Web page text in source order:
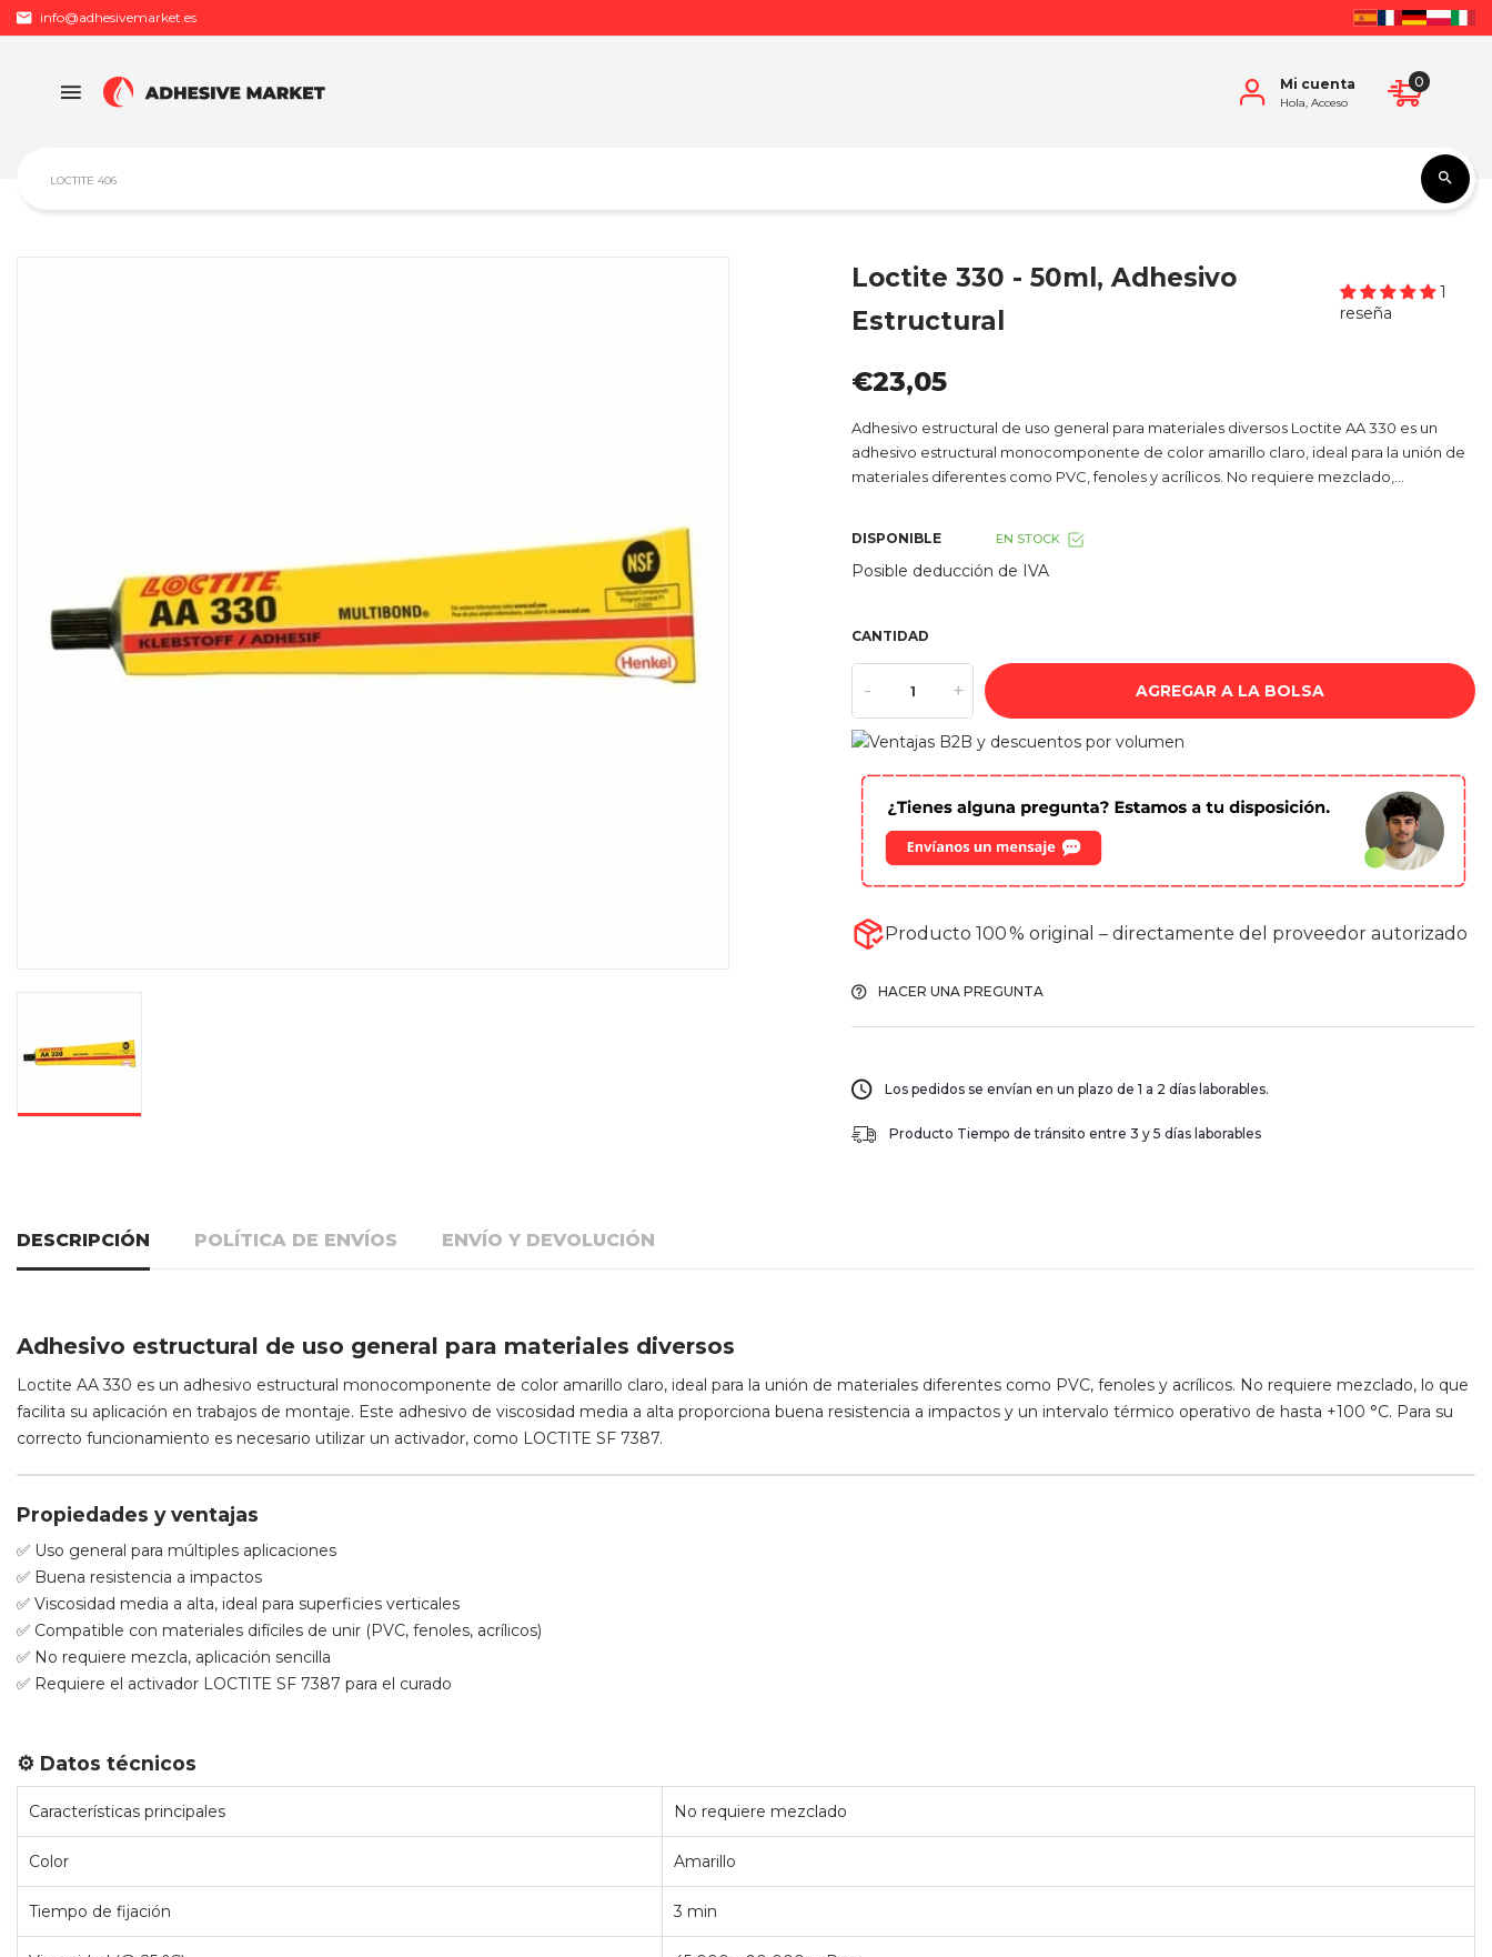
info@adhesivemarket.es
Mi cuenta
Hola, Acceso
0
Loctite 330 - 50ml, Adhesivo
Estructural
1
reseña
€23,05
Adhesivo estructural de uso general para materiales diversos Loctite AA 330 es un
adhesivo estructural monocomponente de color amarillo claro, ideal para la unión de
materiales diferentes como PVC, fenoles y acrílicos. No requiere mezclado,...
DISPONIBLE EN STOCK
Posible deducción de IVA
CANTIDAD
- + AGREGAR A LA BOLSA
Producto 100 % original – directamente del proveedor autorizado
HACER UNA PREGUNTA
Los pedidos se envían en un plazo de 1 a 2 días laborables.
Producto Tiempo de tránsito entre 3 y 5 días laborables
DESCRIPCIÓN POLÍTICA DE ENVÍOS ENVÍO Y DEVOLUCIÓN
Adhesivo estructural de uso general para materiales diversos
Loctite AA 330 es un adhesivo estructural monocomponente de color amarillo claro, ideal para la unión de materiales diferentes como PVC, fenoles y acrílicos. No requiere mezclado, lo que
facilita su aplicación en trabajos de montaje. Este adhesivo de viscosidad media a alta proporciona buena resistencia a impactos y un intervalo térmico operativo de hasta +100 °C. Para su
correcto funcionamiento es necesario utilizar un activador, como LOCTITE SF 7387.
Propiedades y ventajas
✅ Uso general para múltiples aplicaciones
✅ Buena resistencia a impactos
✅ Viscosidad media a alta, ideal para superficies verticales
✅ Compatible con materiales difíciles de unir (PVC, fenoles, acrílicos)
✅ No requiere mezcla, aplicación sencilla
✅ Requiere el activador LOCTITE SF 7387 para el curado
⚙️ Datos técnicos
Características principales No requiere mezclado
Color Amarillo
Tiempo de fijación 3 min